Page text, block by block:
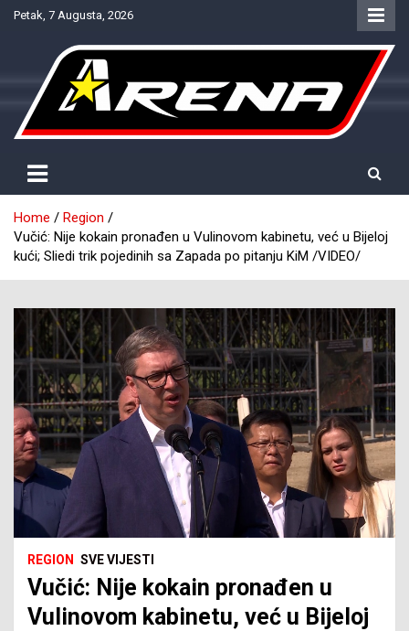
SkipPetak, 7 Augusta, 2026
NTV Arena
Home
Region
Vučić: Nije kokain pronađen u Vulinovom kabinetu, već u Bijeloj
kući; Sliedi trik pojedinih sa Zapada po pitanju KiM /VIDEO/
REGION SVE VIJESTI
Vučić: Nije kokain pronađen u
Vulinovom kabinetu, već u Bijeloj